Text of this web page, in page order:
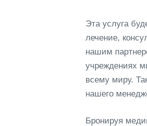
Эта услуга
лечение,
нашим
учреждениях
всему миру.
нашего
Бронируя